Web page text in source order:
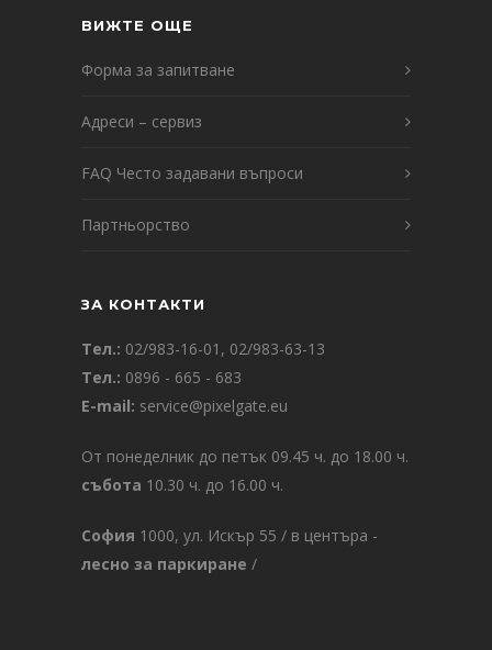
ВИЖТЕ ОЩЕ
Форма за запитване
Адреси – сервиз
FAQ Често задавани въпроси
Партньорство
ЗА КОНТАКТИ
Тел.: 02/983-16-01 , 02/983-63-13
Тел.: 0896 - 665 - 683
E-mail: service@pixelgate.eu
От понеделник до петък 09.45 ч. до 18.00 ч.
събота 10.30 ч. до 16.00 ч.
София 1000, ул. Искър 55 / в центъра -
лесно за паркиране /